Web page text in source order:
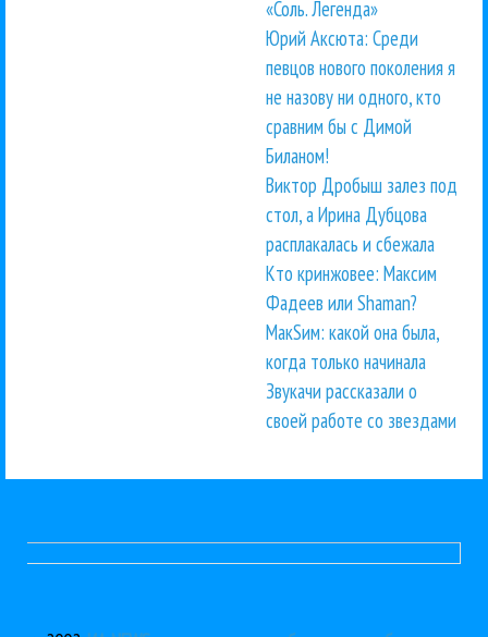
«Соль. Легенда»
Юрий Аксюта: Среди
певцов нового поколения я
не назову ни одного, кто
сравним бы с Димой
Биланом!
Виктор Дробыш залез под
стол, а Ирина Дубцова
расплакалась и сбежала
Кто кринжовее: Максим
Фадеев или Shaman?
МакSим: какой она была,
когда только начинала
Звукачи рассказали о
своей работе со звездами